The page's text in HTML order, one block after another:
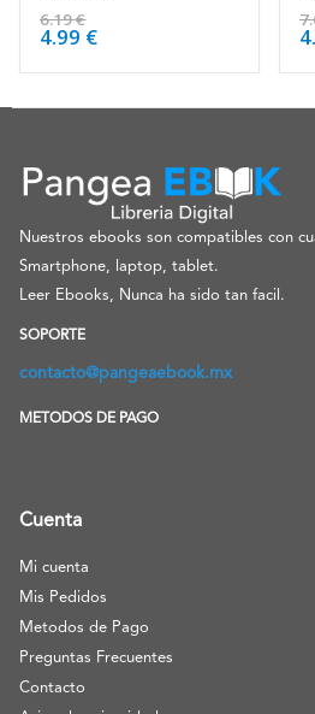
6.19€
4.99 €
Nuestros ebooks son compatibles con
Smartphone, laptop, tablet.
Leer Ebooks, Nunca ha sido tan facil.
SOPORTE
contacto@pangeaebook.mx
METODOS DE PAGO
Cuenta
Mi cuenta
Mis Pedidos
Metodos de Pago
Preguntas Frecuentes
Contacto